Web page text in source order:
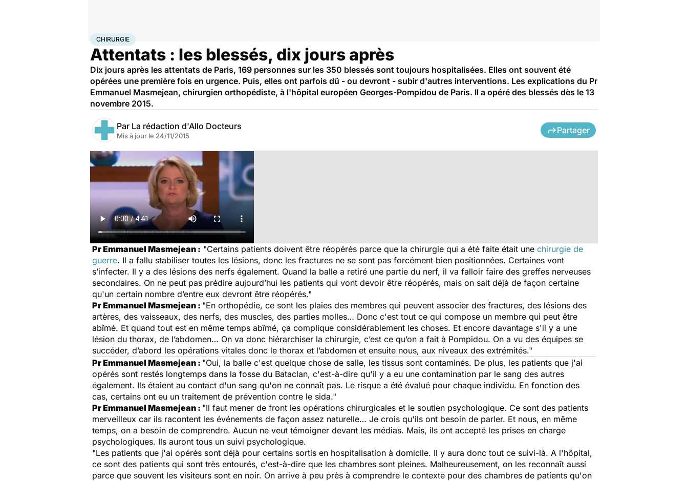
AccueilSantéMaladies
CHIRURGIE
Attentats : les blessés, dix jours après
Dix jours après les attentats de Paris, 169 personnes sur les 350 blessés sont toujours hospitalisées. Elles ont souvent été
opérées une première fois en urgence. Puis, elles ont parfois dû - ou devront - subir d'autres interventions. Les explications du Pr
Emmanuel Masmejean, chirurgien orthopédiste, à l'hôpital européen Georges-Pompidou de Paris. Il a opéré des blessés dès le 13
novembre 2015.
Par La rédaction d'Allo Docteurs
Mis à jour le 24/11/2015
Partager
Pr Emmanuel Masmejean : "Certains patients doivent être réopérés parce que la chirurgie qui a été faite était une chirurgie de
guerre. Il a fallu stabiliser toutes les lésions, donc les fractures ne se sont pas forcément bien positionnées. Certaines vont
s’infecter. Il y a des lésions des nerfs également. Quand la balle a retiré une partie du nerf, il va falloir faire des greffes nerveuses
secondaires. On ne peut pas prédire aujourd’hui les patients qui vont devoir être réopérés, mais on sait déjà de façon certaine
qu'un certain nombre d’entre eux devront être réopérés."
Pr Emmanuel Masmejean : "En orthopédie, ce sont les plaies des membres qui peuvent associer des fractures, des lésions des
artères, des vaisseaux, des nerfs, des muscles, des parties molles… Donc c'est tout ce qui compose un membre qui peut être
abîmé. Et quand tout est en même temps abîmé, ça complique considérablement les choses. Et encore davantage s'il y a une
lésion du thorax, de l’abdomen… On va donc hiérarchiser la chirurgie, c’est ce qu’on a fait à Pompidou. On a vu des équipes se
succéder, d’abord les opérations vitales donc le thorax et l’abdomen et ensuite nous, aux niveaux des extrémités."
Pr Emmanuel Masmejean : "Oui, la balle c'est quelque chose de salle, les tissus sont contaminés. De plus, les patients que j'ai
opérés sont restés longtemps dans la fosse du Bataclan, c'est-à-dire qu'il y a eu une contamination par le sang des autres
également. Ils étaient au contact d'un sang qu'on ne connaît pas. Le risque a été évalué pour chaque individu. En fonction des
cas, certains ont eu un traitement de prévention contre le sida."
Pr Emmanuel Masmejean : "Il faut mener de front les opérations chirurgicales et le soutien psychologique. Ce sont des patients
merveilleux car ils racontent les événements de façon assez naturelle… Je crois qu'ils ont besoin de parler. Et nous, en même
temps, on a besoin de comprendre. Aucun ne veut témoigner devant les médias. Mais, ils ont accepté les prises en charge
psychologiques. Ils auront tous un suivi psychologique.
"Les patients que j'ai opérés sont déjà pour certains sortis en hospitalisation à domicile. Il y aura donc tout ce suivi-là. A l'hôpital,
ce sont des patients qui sont très entourés, c'est-à-dire que les chambres sont pleines. Malheureusement, on les reconnaît aussi
parce que souvent les visiteurs sont en noir. On arrive à peu près à comprendre le contexte pour des chambres de patients qu'on